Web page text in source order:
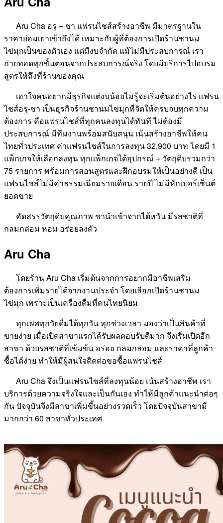
Aru Cha อรุ – ชา แฟรนไชส์สร้างอาชีพ มีมาตรฐานใน
ราคาย่อมเยาเข้าถึงได้ เหมาะกับผู้ที่ต้องการเปิดร้านชานม
ไข่มุกเป็นของตัวเอง แต่มีงบจำกัด แม้ไม่มีประสบการณ์ เรา
ถ่ายทอดทุกขั้นตอนจากประสบการณ์จริง โดยมีบริการไปอบรม
สูตรให้ถึงที่ร้านของคุณ
เอาใจคนอยากมีธุรกิจแต่งบน้อยไม่รู้จะเริ่มต้นอย่างไร แฟรน
ไชส์อรุ-ชา เป็นธุรกิจร้านชานมไข่มุกที่จัดให้ครบจบทุกความ
ต้องการ คือแฟรนไชส์ที่ทุกคนลงทุนได้ทันที ไม่ต้องมี
ประสบการณ์ มีทีมงานพร้อมสนับสนุน เน้นสร้างอาชีพให้คน
ไทยทั่วประเทศ ค่าแฟรนไชส์ในการลงทุน 32,900 บาท โดยมี 1
แพ็กเกจให้เลือกลงทุน ทุกแพ็กเกจได้อุปกรณ์ + วัตถุดิบรวมกว่า
75 รายการ พร้อมการสอนสูตรและฝึกอบรมให้เป็นอย่างดี เป็น
แฟรนไชส์ไม่มีค่าธรรมเนียมรายเดือน รายปี ไม่มีหักเปอร์เซ็นต์
ยอดขาย
คัดสรรวัตถุดิบคุณภาพ ชานำเข้าจากไต้หวัน มีรสชาติที่
กลมกล่อม หอม อร่อยลงตัว
Aru Cha
โดยร้าน Aru Cha เริ่มต้นจากการอยากมีอาชีพเสริม
ต้องการเพิ่มรายได้จากงานประจำ โดยเลือกเปิดร้านชานม
ไข่มุก เพราะเป็นเครื่องดื่มที่คนไทยนิยม
ทุกเพศทุกวัยดื่มได้ทุกวัน ทุกช่วงเวลา มองว่าเป็นสินค้าที่
ขายง่าย เมื่อเปิดสาขาแรกได้รับผลตอบรับดีมาก จึงเริ่มเปิดอีก
สาขา ด้วยรสชาติที่เข้มข้น อร่อย กลมกล่อม และราคาที่ลูกค้า
ซื้อได้ง่าย ทำให้มีผู้สนใจติดต่อขอซื้อแฟรนไชส์
Aru Cha จึงเป็นแฟรนไชส์ที่ลงทุนน้อย เน้นสร้างอาชีพ เรา
บริการด้วยความจริงใจและเป็นกันเอง ทำให้มีลูกค้าแนะนำต่อๆ
กัน ปัจจุบันจึงมีสาขาเพิ่มขึ้นอย่างรวดเร็ว โดยปัจจุบันสาขามี
มากกว่า 60 สาขาทั่วประเทศ